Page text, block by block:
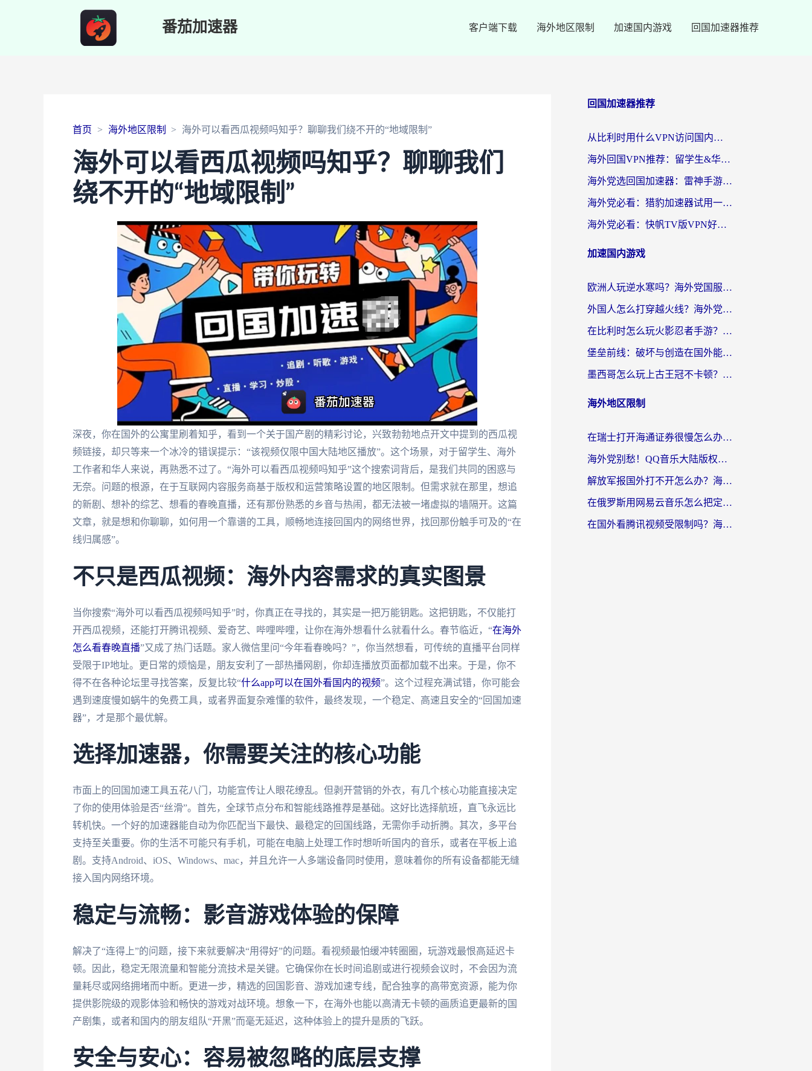
番茄加速器 客户端下载 海外地区限制 加速国内游戏 回国加速器推荐
首页 海外地区限制 海外可以看西瓜视频吗知乎？聊聊我们绕不开的“地域限制”
海外可以看西瓜视频吗知乎？聊聊我们
绕不开的“地域限制”
深夜，你在国外的公寓里刷着知乎，看到一个关于国产剧的精彩讨论，兴致勃勃地点开文中提到的西瓜视
频链接，却只等来一个冰冷的错误提示：“该视频仅限中国大陆地区播放”。这个场景，对于留学生、海外
工作者和华人来说，再熟悉不过了。“海外可以看西瓜视频吗知乎”这个搜索词背后，是我们共同的困惑与
无奈。问题的根源，在于互联网内容服务商基于版权和运营策略设置的地区限制。但需求就在那里，想追
的新剧、想补的综艺、想看的春晚直播，还有那份熟悉的乡音与热闹，都无法被一堵虚拟的墙隔开。这篇
文章，就是想和你聊聊，如何用一个靠谱的工具，顺畅地连接回国内的网络世界，找回那份触手可及的“在
线归属感”。
不只是西瓜视频：海外内容需求的真实图景
当你搜索“海外可以看西瓜视频吗知乎”时，你真正在寻找的，其实是一把万能钥匙。这把钥匙，不仅能打
开西瓜视频，还能打开腾讯视频、爱奇艺、哔哩哔哩，让你在海外想看什么就看什么。春节临近，“在海外
怎么看春晚直播”又成了热门话题。家人微信里问“今年看春晚吗？”，你当然想看，可传统的直播平台同样
受限于IP地址。更日常的烦恼是，朋友安利了一部热播网剧，你却连播放页面都加载不出来。于是，你不
得不在各种论坛里寻找答案，反复比较“什么app可以在国外看国内的视频”。这个过程充满试错，你可能会
遇到速度慢如蜗牛的免费工具，或者界面复杂难懂的软件，最终发现，一个稳定、高速且安全的“回国加速
器”，才是那个最优解。
选择加速器，你需要关注的核心功能
市面上的回国加速工具五花八门，功能宣传让人眼花缭乱。但剥开营销的外衣，有几个核心功能直接决定
了你的使用体验是否“丝滑”。首先，全球节点分布和智能线路推荐是基础。这好比选择航班，直飞永远比
转机快。一个好的加速器能自动为你匹配当下最快、最稳定的回国线路，无需你手动折腾。其次，多平台
支持至关重要。你的生活不可能只有手机，可能在电脑上处理工作时想听听国内的音乐，或者在平板上追
剧。支持Android、iOS、Windows、mac，并且允许一人多端设备同时使用，意味着你的所有设备都能无缝
接入国内网络环境。
稳定与流畅：影音游戏体验的保障
解决了“连得上”的问题，接下来就要解决“用得好”的问题。看视频最怕缓冲转圈圈，玩游戏最恨高延迟卡
顿。因此，稳定无限流量和智能分流技术是关键。它确保你在长时间追剧或进行视频会议时，不会因为流
量耗尽或网络拥堵而中断。更进一步，精选的回国影音、游戏加速专线，配合独享的高带宽资源，能为你
提供影院级的观影体验和畅快的游戏对战环境。想象一下，在海外也能以高清无卡顿的画质追更最新的国
产剧集，或者和国内的朋友组队“开黑”而毫无延迟，这种体验上的提升是质的飞跃。
安全与安心：容易被忽略的底层支撑
回国加速器推荐
从比利时用什么VPN访问国内？3年海外党亲测有效的无缝回国上网指南
海外回国VPN推荐：留学生&华人无缝访问国内资源的实用指南
海外党选回国加速器：雷神手游和SpeedCN哪个好？附避坑指南
海外党必看：猎豹加速器试用一小时后，我终于找到无缝访问国内资源的正确姿势
海外党必看：快帆TV版VPN好用吗？和畅游VPN对比哪个回国效果更好？附实用选择指南
加速国内游戏
欧洲人玩逆水寒吗？海外党国服游戏畅玩终极指南（附低延迟秘籍）
外国人怎么打穿越火线？海外党国服游戏加速器终极攻略（附3大热门游戏解决方案）
在比利时怎么玩火影忍者手游？海外党亲测有效的国服游戏加速指南
堡垒前线：破坏与创造在国外能玩国服吗？海外玩家国服畅玩终极指南
墨西哥怎么玩上古王冠不卡顿？海外党国服游戏加速器选择全攻略
海外地区限制
在瑞士打开海通证券很慢怎么办？留学生&海外华人的回国加速全攻略
海外党别愁！QQ音乐大陆版权限制怎么破？附咪咕视频、B站地区限制解除全攻略
解放军报国外打不开怎么办？海外华人必备回国加速指南，看奥运拳击、听酷狗音乐全搞定
在俄罗斯用网易云音乐怎么把定位修改到中国国内？海外党听歌自由的钥匙找到了
在国外看腾讯视频受限制吗？海外党亲测有效的回国加速器选择指南